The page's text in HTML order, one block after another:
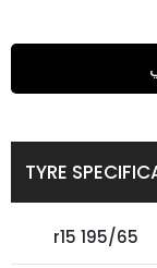
TYRE
195/65 r15